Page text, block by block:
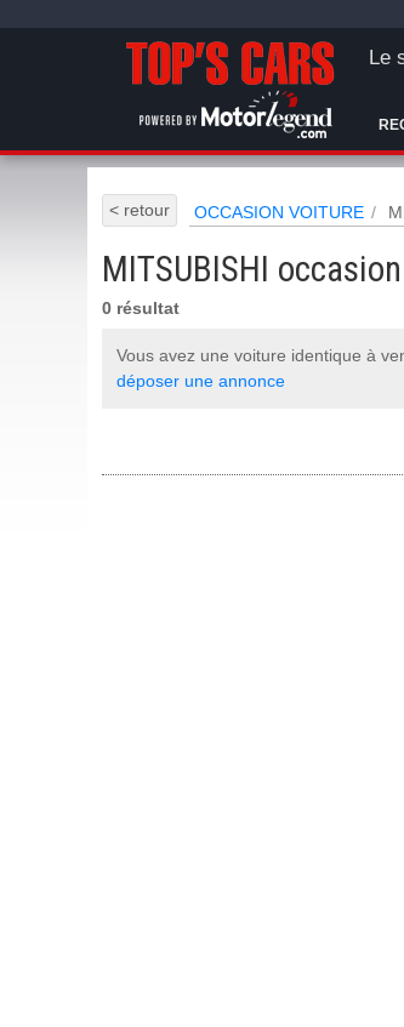
Le
< retour OCCASION VOITURE
MITSUBISHI occasion
0 résultat
Vous avez une voiture identique à
déposer une annonce